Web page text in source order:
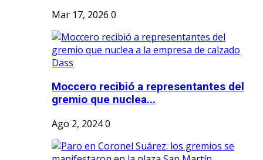
Mar 17, 2026 0
Moccero recibió a representantes del
gremio que nuclea...
Ago 2, 20240